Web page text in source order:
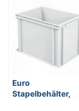
Griffleisten, 400 x
300 x 220 mm
Euro
Stapelbehälter,